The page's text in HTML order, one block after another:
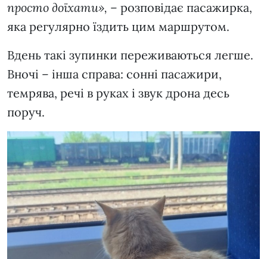
просто доїхати», – розповідає пасажирка,
яка регулярно їздить цим маршрутом.
Вдень такі зупинки переживаються легше.
Вночі – інша справа: сонні пасажири,
темрява, речі в руках і звук дрона десь
поруч.